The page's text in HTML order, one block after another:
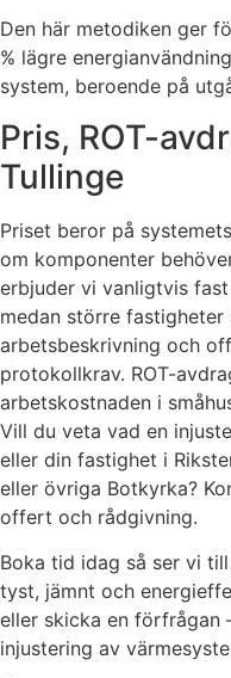
Den här metodiken ger
% lägre
system, beroende på
Pris, ROT-
Tullinge
Priset beror på
om komponenter
erbjuder vi vanligtvis
medan större fastigheter
arbetsbeskrivning och
protokollkrav. ROT-
arbetskostnaden i
Vill du veta vad en
eller din fastighet i
eller övriga Botkyrka?
offert och rådgivning.
Boka tid idag så ser vi
tyst, jämnt och
eller skicka en förfrågan
injustering av